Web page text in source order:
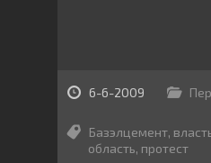
6-6-2009
Базэлцемент,
область, протест